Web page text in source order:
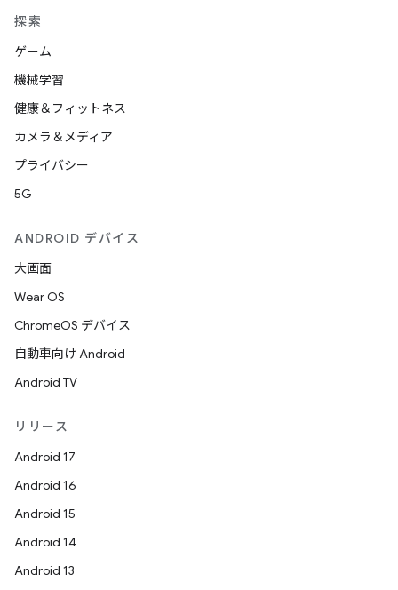
探索
ゲーム
機械学習
健康＆フィットネス
カメラ＆メディア
プライバシー
5G
ANDROID デバイス
大画面
Wear OS
ChromeOS デバイス
自動車向け Android
Android TV
リリース
Android 17
Android 16
Android 15
Android 14
Android 13